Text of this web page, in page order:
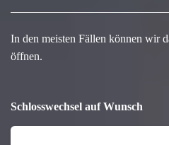
In den meisten Fällen können wir
öffnen.
Schlosswechsel auf Wunsch